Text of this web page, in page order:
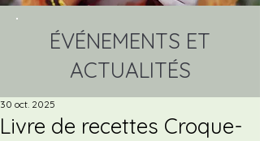
ÉVÉNEMENTS ET
ACTUALITÉS
Livre de recettes Croque-
30 oct. 2025